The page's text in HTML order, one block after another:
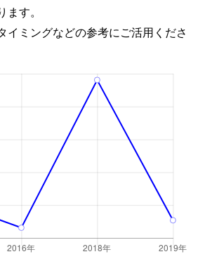
す。
イミングなどの参考にご活用くださ